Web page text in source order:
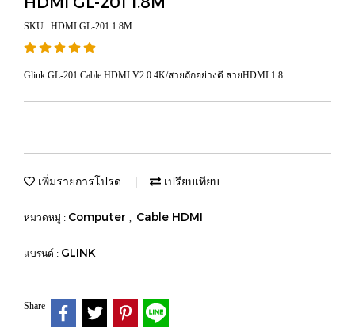
SKU : HDMI GL-201 1.8M
Glink GL-201 Cable HDMI V2.0 4K/สายถักอย่างดี สายHDMI 1.8
เพิ่มรายการโปรด เปรียบเทียบ
หมวดหมู่ : Computer , Cable HDMI
แบรนด์ : GLINK
Share